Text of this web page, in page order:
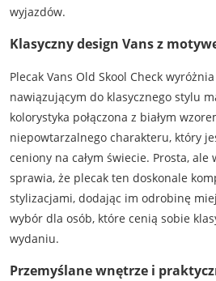
wyjazdów.
Klasyczny design Vans z
Plecak Vans Old Skool Check
nawiązującym do klasycznego stylu
kolorystyka połączona z białym
niepowtarzalnego charakteru, który
ceniony na całym świecie. Prosta, ale
sprawia, że plecak ten doskonale
stylizacjami, dodając im odrobinę
wybór dla osób, które cenią sobie
wydaniu.
Przemyślane wnętrze i